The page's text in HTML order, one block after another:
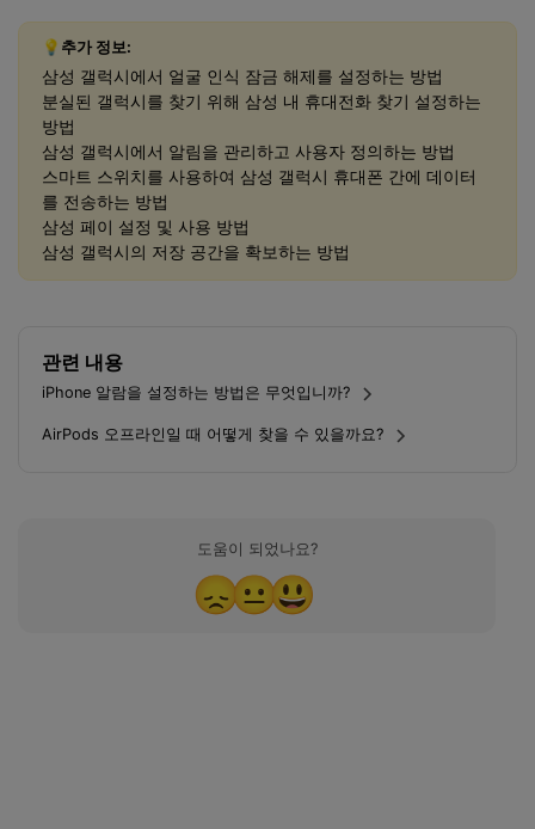
💡추가 정보:
삼성 갤럭시에서 얼굴 인식 잠금 해제를 설정하는 방법
분실된 갤럭시를 찾기 위해 삼성 내 휴대전화 찾기 설정하는
방법
삼성 갤럭시에서 알림을 관리하고 사용자 정의하는 방법
스마트 스위치를 사용하여 삼성 갤럭시 휴대폰 간에 데이터
를 전송하는 방법
삼성 페이 설정 및 사용 방법
삼성 갤럭시의 저장 공간을 확보하는 방법
관련 내용
iPhone 알람을 설정하는 방법은 무엇입니까?
AirPods 오프라인일 때 어떻게 찾을 수 있을까요?
도움이 되었나요?
😞😐😃
닥터폰으로 휴대폰 안전 관리하기
50M+ 사용자, 17년 이상 신뢰
인공 지능,초보자도 손쉽게 사용 가능
전문가 추천된 사진 및 동영상 복구,카톡 백업 프로
그램
받기 무료 체험